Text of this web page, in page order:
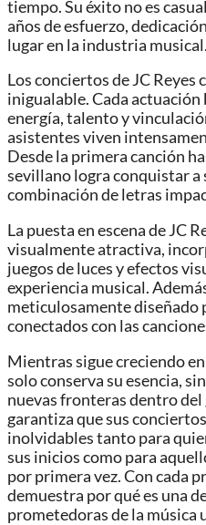
tiempo. Su éxito no es
años de esfuerzo,
lugar en la industria musical.
Los conciertos de JC
inigualable. Cada actuación
energía, talento y
asistentes viven
Desde la primera canción
sevillano logra conquistar a
combinación de letras
La puesta en escena de JC
visualmente atractiva,
juegos de luces y efectos
experiencia musical.
meticulosamente diseñado
conectados con las
Mientras sigue creciendo
solo conserva su esencia,
nuevas fronteras dentro
garantiza que sus
inolvidables tanto para
sus inicios como para
por primera vez. Con cada
demuestra por qué es una
prometedoras de la música